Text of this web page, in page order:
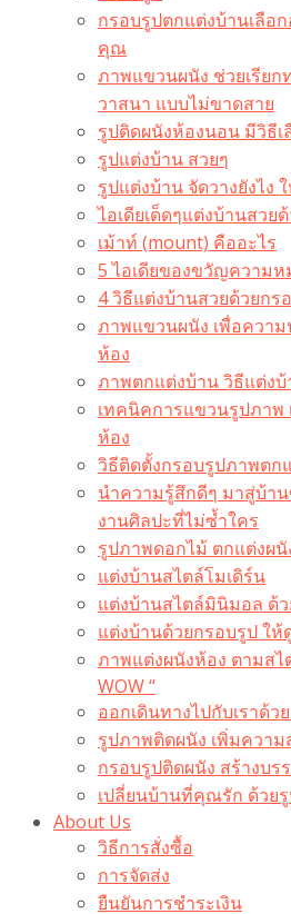
กรอบรูปตกแต่งบ้านเลือ
คุณ
ภาพแขวนผนัง ช่วยเรียก
วาสนา แบบไม่ขาดสาย
รูปติดผนังห้องนอน มีวิธี
รูปแต่งบ้าน สวยๆ
รูปแต่งบ้าน จัดวางยังไ
ไอเดียเด็ดๆแต่งบ้านสวย
เม้าท์ (mount) คืออะไร​
5 ไอเดียของขวัญความห
4 วิธีแต่งบ้านสวยด้วยกร
ภาพแขวนผนัง เพื่อควา
ห้อง
ภาพตกแต่งบ้าน วิธีแต่ง
เทคนิคการแขวนรูปภาพ
ห้อง
วิธีติดตั้งกรอบรูปภาพตก
นำความรู้สึกดีๆ มาสู่บ้า
งานศิลปะที่ไม่ซ้ำใคร
รูปภาพดอกไม้ ตกแต่งผ
แต่งบ้านสไตล์โมเดิร์น
แต่งบ้านสไตล์มินิมอล ด้
แต่งบ้านด้วยกรอบรูป ใ
ภาพแต่งผนังห้อง ตามส
WOW “
ออกเดินทางไปกับเราด้ว
รูปภาพติดผนัง เพิ่มควา
กรอบรูปติดผนัง สร้างบ
เปลี่ยนบ้านที่คุณรัก ด้วย
About Us
วิธีการสั่งซื้อ
การจัดส่ง
ยืนยันการชำระเงิน